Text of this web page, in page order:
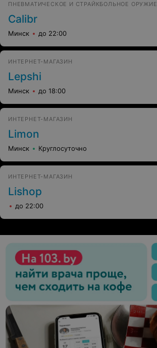
ПНЕВМАТИЧЕСКОЕ И СТРАЙКБОЛЬНОЕ ОРУЖИЕ
Calibr
Минск до 22:00
ИНТЕРНЕТ-МАГАЗИН
Lepshi
Минск до 18:00
ИНТЕРНЕТ-МАГАЗИН
Limon
Минск Круглосуточно
ИНТЕРНЕТ-МАГАЗИН
Lishop
до 22:00